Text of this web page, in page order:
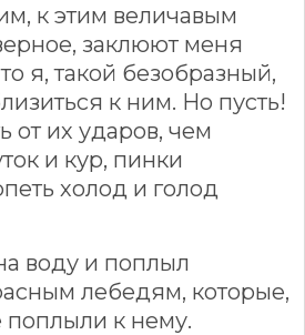
к этим величавым
заклюют меня
я, такой безобразный,
к ним. Но пусть!
от их ударов, чем
и кур, пинки
холод и голод
воду и поплыл
лебедям, которые,
поплыли к нему.